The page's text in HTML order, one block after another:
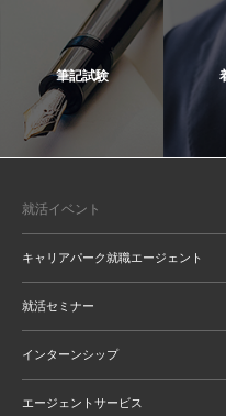
筆記試験
就活イベント
キャリアパーク就職エージェント
就活セミナー
インターンシップ
エージェントサービス